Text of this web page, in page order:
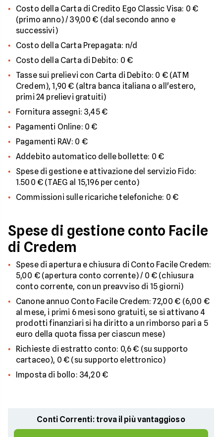
Costo della Carta di Credito Ego Classic Visa: 0 €
(primo anno) / 39,00 € (dal secondo anno e
successivi)
Costo della Carta Prepagata: n/d
Costo della Carta di Debito: 0 €
Tasse sui prelievi con Carta di Debito: 0 € (ATM
Credem), 1,90 € (altra banca italiana o all'estero,
primi 24 prelievi gratuiti)
Fornitura assegni: 3,45 €
Pagamenti Online: 0 €
Pagamenti RAV: 0 €
Addebito automatico delle bollette: 0 €
Spese di gestione e attivazione del servizio Fido:
1.500 € (TAEG al 15,196 per cento)
Commissioni sulle ricariche telefoniche: 0 €
Spese di gestione conto Facile
di Credem
Spese di apertura e chiusura di Conto Facile Credem:
5,00 € (apertura conto corrente) / 0 € (chiusura
conto corrente, con un preavviso di 15 giorni)
Canone annuo Conto Facile Credem: 72,00 € (6,00 €
al mese, i primi 6 mesi sono gratuiti, se si attivano 4
prodotti finanziari si ha diritto a un rimborso pari a 5
euro della quota fissa per ciascun mese)
Richieste di estratto conto: 0,6 € (su supporto
cartaceo), 0 € (su supporto elettronico)
Imposta di bollo: 34,20 €
Conti Correnti: trova il più vantaggioso